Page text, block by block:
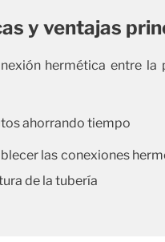
y ventajas
hermética entre la
ahorrando tiempo
las conexiones
de la tubería